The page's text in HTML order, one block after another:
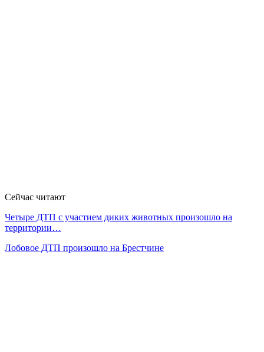
Сейчас читают
Четыре ДТП с участием диких животных произошло на
территории…
Лобовое ДТП произошло на Брестчине